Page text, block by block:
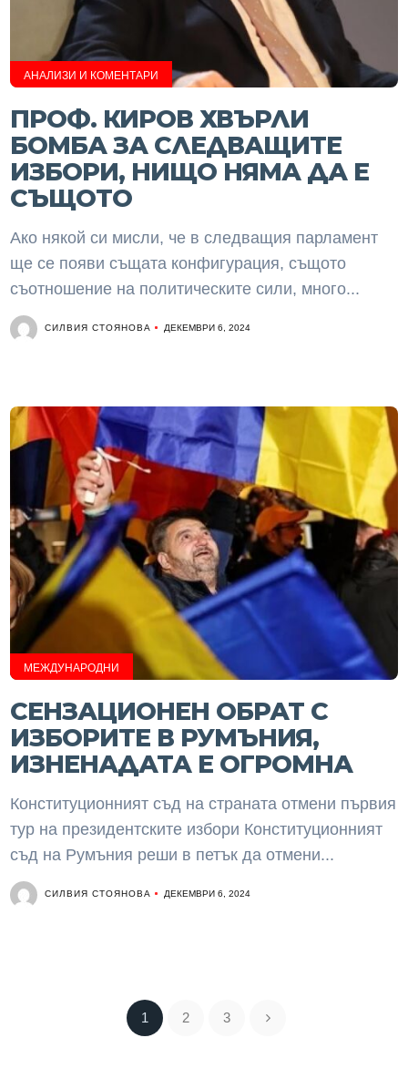
АНАЛИЗИ И КОМЕНТАРИ
ПРОФ. КИРОВ ХВЪРЛИ
БОМБА ЗА СЛЕДВАЩИТЕ
ИЗБОРИ, НИЩО НЯМА ДА Е
СЪЩОТО
Ако някой си мисли, че в следващия парламент
ще се появи същата конфигурация, същото
съотношение на политическите сили, много...
СИЛВИЯ СТОЯНОВА ДЕКЕМВРИ 6, 2024
МЕЖДУНАРОДНИ
СЕНЗАЦИОНЕН ОБРАТ С
ИЗБОРИТЕ В РУМЪНИЯ,
ИЗНЕНАДАТА Е ОГРОМНА
Конституционният съд на страната отмени първия
тур на президентските избори Конституционният
съд на Румъния реши в петък да отмени...
СИЛВИЯ СТОЯНОВА ДЕКЕМВРИ 6, 2024
1 2 3